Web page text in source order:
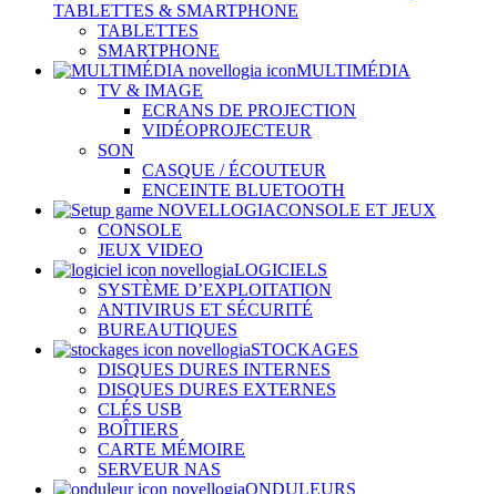
TABLETTES & SMARTPHONE
TABLETTES
SMARTPHONE
MULTIMÉDIA
TV & IMAGE
ECRANS DE PROJECTION
VIDÉOPROJECTEUR
SON
CASQUE / ÉCOUTEUR
ENCEINTE BLUETOOTH
CONSOLE ET JEUX
CONSOLE
JEUX VIDEO
LOGICIELS
SYSTÈME D’EXPLOITATION
ANTIVIRUS ET SÉCURITÉ
BUREAUTIQUES
STOCKAGES
DISQUES DURES INTERNES
DISQUES DURES EXTERNES
CLÉS USB
BOÎTIERS
CARTE MÉMOIRE
SERVEUR NAS
ONDULEURS